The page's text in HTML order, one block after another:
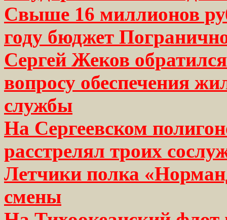
Свыше 16 миллионов
году бюджет
Сергей Жеков
вопросу обеспечения
службы
На Сергеевском
расстрелял троих
Летчики полка
смены